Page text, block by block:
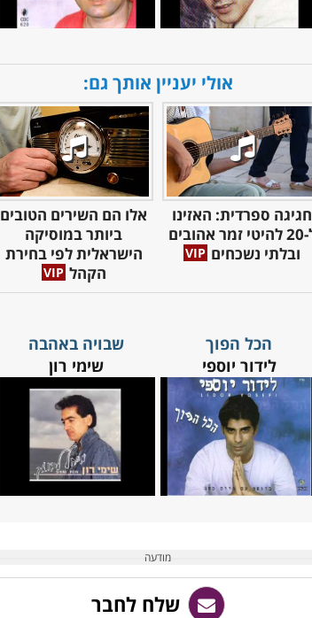
אולי יעניין אותך גם:
חגיגה ספרדית: האזינו
ל-20 להיטי זמר אהובים
ובלתי נשכחים
אלו הם השירים הטובים
ביותר במוסיקה
הישראלית לפי בחירת
הקהל
הכל הפוך
לידור יוספי
שבויה באהבה
שימי רון
שלח לחבר